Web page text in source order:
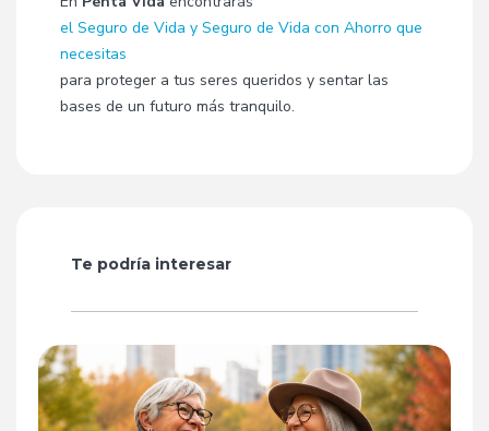
el Seguro de Vida y Seguro de Vida con Ahorro que
necesitas
para proteger a tus seres queridos y sentar las
bases de un futuro más tranquilo.
Te podría interesar